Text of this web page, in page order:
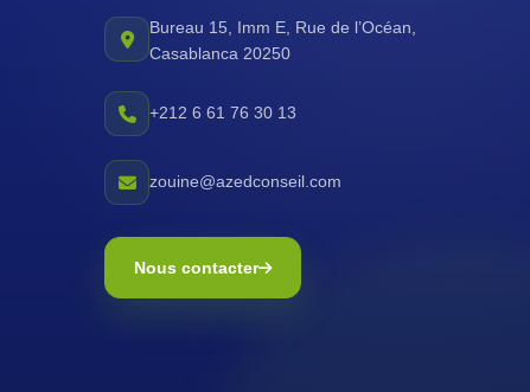
Bureau 15, Imm E, Rue de l’Océan,
Casablanca 20250
+212 6 61 76 30 13
zouine@azedconseil.com
Nous contacter